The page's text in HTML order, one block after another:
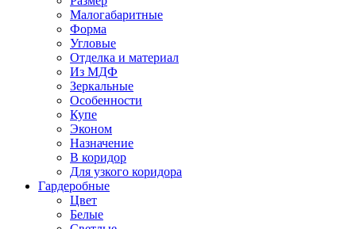
Малогабаритные
Форма
Угловые
Отделка и материал
Из МДФ
Зеркальные
Особенности
Купе
Эконом
Назначение
В коридор
Для узкого коридора
Гардеробные
Цвет
Белые